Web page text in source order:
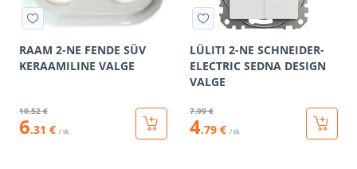
RAAM 2-NE FENDE SÜV
KERAAMILINE VALGE
10.52 €
6.31 € / tk
LÜLITI 2-NE SCHNEIDER-
ELECTRIC SEDNA DESIGN
VALGE
7.99 €
4.79 € / tk